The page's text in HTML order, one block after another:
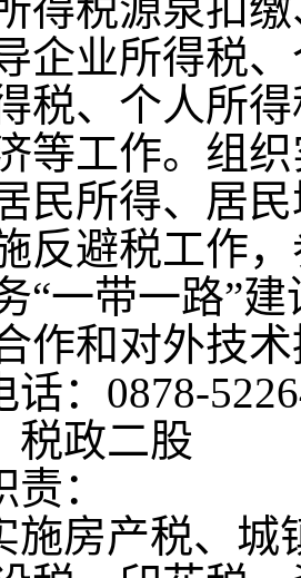
企业所得税
税、个人所
等工作。组
民所得、居
反避税工作
“一带一路”
作和对外技
话：0878-
税政二股
：
施房产税、城